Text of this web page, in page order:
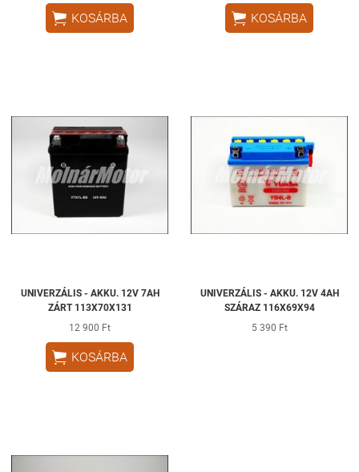
 KOSÁRBA  KOSÁRBA
UNIVERZÁLIS - AKKU. 12V 7AH
ZÁRT 113X70X131
12 900 Ft
 KOSÁRBA
UNIVERZÁLIS - AKKU. 12V 4AH
SZÁRAZ 116X69X94
5 390 Ft